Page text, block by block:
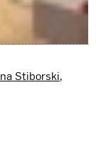
Stiborski,